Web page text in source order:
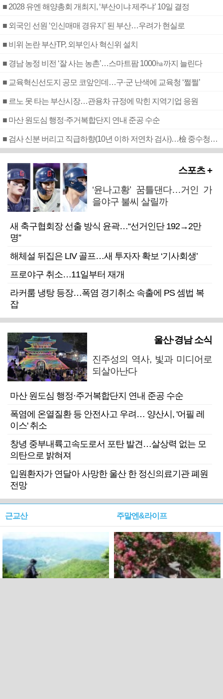
■ 2028 유엔 해양총회 개최지, ‘부산이냐 제주냐’ 10일 결정
■ 외국인 선원 ‘인신매매 경유지’ 된 부산…우려가 현실로
■ 비위 논란 부산TP, 외부인사 혁신위 설치
■ 경남 농정 비전 ‘잘 사는 농촌’…스마트팜 1000㏊까지 늘린다
■ 교육혁신선도지 공모 코앞인데…구·군 난색에 교육청 ‘쩔쩔’
■ 르노 못 타는 부산시장…관용차 규정에 막힌 지역기업 응원
■ 마산 원도심 행정·주거복합단지 연내 준공 수순
■ 검사 신분 버리고 직급하향(10년 이하 저연차 검사)…檢 중수청행 기피
스포츠 +
‘윤나고황’ 꿈틀댄다…거인 가
을야구 불씨 살릴까
새 축구협회장 선출 방식 윤곽…“선거인단 192→2만
명”
해체설 뒤집은 LIV 골프…새 투자자 확보 ‘기사회생’
프로야구 취소…11일부터 재개
라커룸 냉탕 등장…폭염 경기취소 속출에 PS 셈법 복
잡
울산·경남 소식
진주성의 역사, 빛과 미디어로
되살아난다
마산 원도심 행정·주거복합단지 연내 준공 수순
폭염에 온열질환 등 안전사고 우려… 양산시, '어필 레
이스' 취소
창녕 중부내륙고속도로서 포탄 발견…살상력 없는 모
의탄으로 밝혀져
입원환자가 연달아 사망한 울산 한 정신의료기관 폐원
전망
근교산 주말엔&라이프